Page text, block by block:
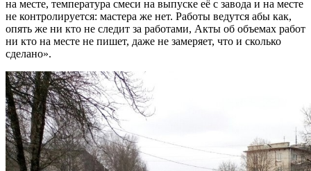
на месте, температура смеси на выпуске её с завода и на месте
не контролируется: мастера же нет. Работы ведутся абы как,
опять же ни кто не следит за работами, Акты об объемах работ
ни кто на месте не пишет, даже не замеряет, что и сколько
сделано».